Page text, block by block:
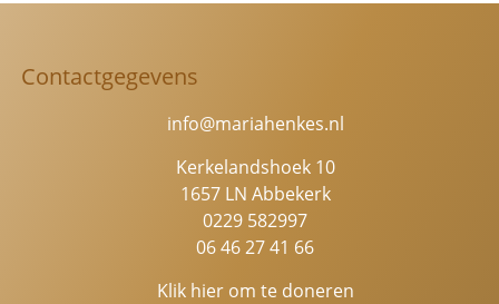
Contactgegevens
info@mariahenkes.nl
Kerkelandshoek 10
1657 LN Abbekerk
0229 582997
06 46 27 41 66
Klik hier om te doneren